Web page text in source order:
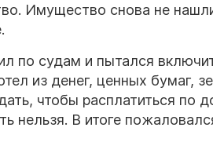
Имущество снова не
по судам и пытался
из денег, ценных бумаг,
чтобы расплатиться по
нельзя. В итоге